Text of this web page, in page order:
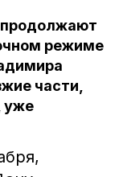
продолжают
режиме
части,
уже